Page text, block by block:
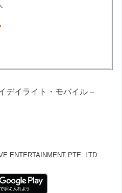
デイライト・モバイル –
ENTERTAINMENT PTE. LTD